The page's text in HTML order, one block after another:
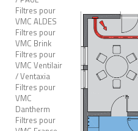
Filtres pour
VMC ALDES
Filtres pour
VMC Brink
Filtres pour
VMC Ventilair
/ Ventaxia
Filtres pour
VMC
Dantherm
Filtres pour